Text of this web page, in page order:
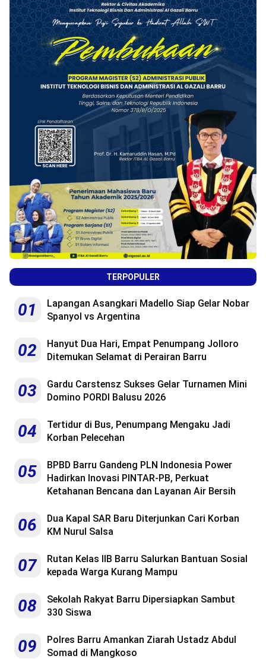
TERPOPULER
01
Lapangan Asangkari Madello Siap Gelar Nobar
Spanyol vs Argentina
02
Hanyut Dua Hari, Empat Penumpang Jolloro
Ditemukan Selamat di Perairan Barru
03
Gardu Carstensz Sukses Gelar Turnamen Mini
Domino PORDI Balusu 2026
04
Tertidur di Bus, Penumpang Mengaku Jadi
Korban Pelecehan
05
BPBD Barru Gandeng PLN Indonesia Power
Hadirkan Inovasi PINTAR-PB, Perkuat
Ketahanan Bencana dan Layanan Air Bersih
06
Dua Kapal SAR Baru Diterjunkan Cari Korban
KM Nurul Salsa
07
Rutan Kelas IIB Barru Salurkan Bantuan Sosial
kepada Warga Kurang Mampu
08
Sekolah Rakyat Barru Dipersiapkan Sambut
330 Siswa
09
Polres Barru Amankan Ziarah Ustadz Abdul
Somad di Mangkoso